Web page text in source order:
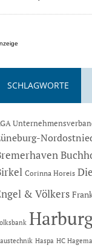
SCHLAGWORTE
Corinna Horeis
& Völkers
Haspa HC